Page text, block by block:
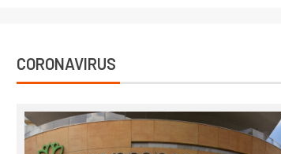
CORONAVIRUS